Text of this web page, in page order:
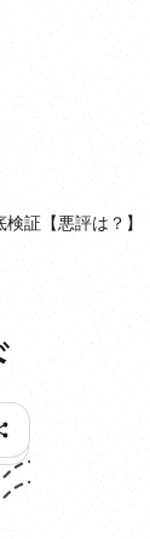
証【悪評は？】